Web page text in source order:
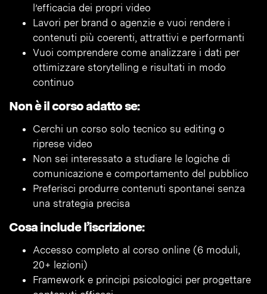
l’efficacia dei propri video
Lavori per brand o agenzie e vuoi rendere i
contenuti più coerenti, attrattivi e performanti
Vuoi comprendere come analizzare i dati per
ottimizzare storytelling e risultati in modo
continuo
Non è il corso adatto se:
Cerchi un corso solo tecnico su editing o
riprese video
Non sei interessato a studiare le logiche di
comunicazione e comportamento del pubblico
Preferisci produrre contenuti spontanei senza
una strategia precisa
Cosa include l’iscrizione:
Accesso completo al corso online (6 moduli,
20+ lezioni)
Framework e principi psicologici per progettare